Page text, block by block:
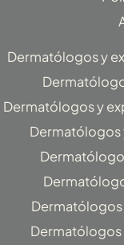
Dermatólogos y
Dermatólogos y
Dermatólogos
Dermatólogos
Dermatólogos